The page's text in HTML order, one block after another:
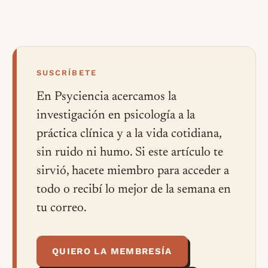
SUSCRÍBETE
En Psyciencia acercamos la
investigación en psicología a la
práctica clínica y a la vida cotidiana,
sin ruido ni humo. Si este artículo te
sirvió, hacete miembro para acceder a
todo o recibí lo mejor de la semana en
tu correo.
QUIERO LA MEMBRESÍA